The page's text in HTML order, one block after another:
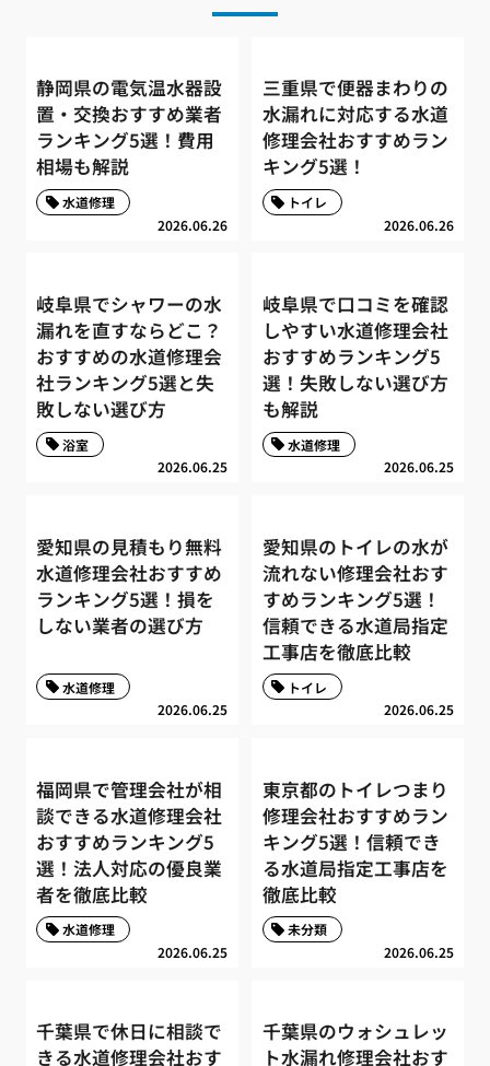
静岡県の電気温水器設
置・交換おすすめ業者
ランキング5選！費用
相場も解説
2026.06.26
水道修理
三重県で便器まわりの
水漏れに対応する水道
修理会社おすすめラン
キング5選！
2026.06.26
トイレ
岐阜県でシャワーの水
漏れを直すならどこ？
おすすめの水道修理会
社ランキング5選と失
敗しない選び方
2026.06.25
浴室
岐阜県で口コミを確認
しやすい水道修理会社
おすすめランキング5
選！失敗しない選び方
も解説
2026.06.25
水道修理
愛知県の見積もり無料
水道修理会社おすすめ
ランキング5選！損を
しない業者の選び方
2026.06.25
水道修理
愛知県のトイレの水が
流れない修理会社おす
すめランキング5選！
信頼できる水道局指定
工事店を徹底比較
2026.06.25
トイレ
福岡県で管理会社が相
談できる水道修理会社
おすすめランキング5
選！法人対応の優良業
者を徹底比較
2026.06.25
水道修理
東京都のトイレつまり
修理会社おすすめラン
キング5選！信頼でき
る水道局指定工事店を
徹底比較
2026.06.25
未分類
千葉県で休日に相談で
きる水道修理会社おす
千葉県のウォシュレッ
ト水漏れ修理会社おす